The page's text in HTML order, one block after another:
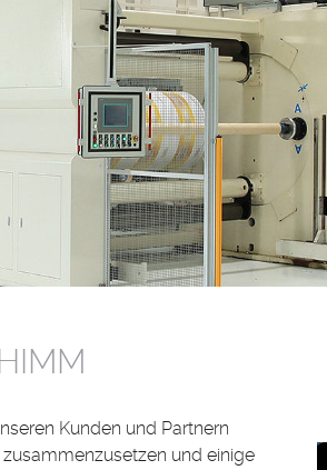
Kunden und Partnern
und einige